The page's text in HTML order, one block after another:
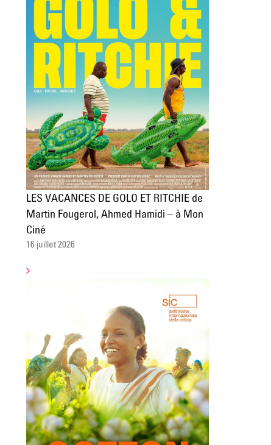
LES VACANCES DE GOLO ET RITCHIE de
Martin Fougerol, Ahmed Hamidi – à Mon
Ciné
16 juillet 2026